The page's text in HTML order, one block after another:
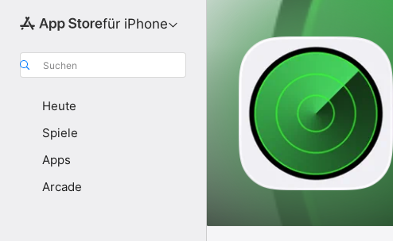
für iPhone
Suchen
Heute
Spiele
Apps
Arcade